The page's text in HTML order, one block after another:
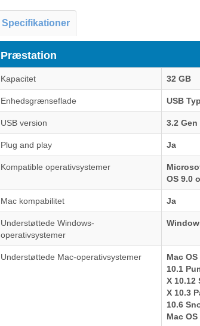
Specifikationer
Præstation
Kapacitet 32 GB
Enhedsgrænseflade USB
USB version 3.2 Gen
Plug and play Ja
Kompatible operativsystemer
OS 9.0
Mac kompabilitet Ja
Understøttede Windows-
operativsystemer
Understøttede Mac-operativsystemer
Mac
10.1
X 10.12
X 10.3
10.6
Mac